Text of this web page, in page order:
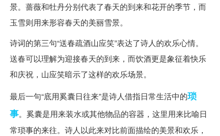
景。蔷薇和牡丹分别代表了春天的到来和花开的季节，而
玉雪则用来形容春天的美丽雪景。
诗词的第三句“送春疏酒山应笑”表达了诗人的欢乐心情。
送春可以理解为迎接春天的到来，而饮酒更是象征着快乐
和庆祝，山应笑暗示了这样的欢乐场景。
最后一句“底用奚囊日往来”是诗人借指日常生活中的琐
事。奚囊是用来装水或其他物品的容器，这里用来比喻日
常琐事的来往。诗人以此来对比前面描绘的美景和欢乐，